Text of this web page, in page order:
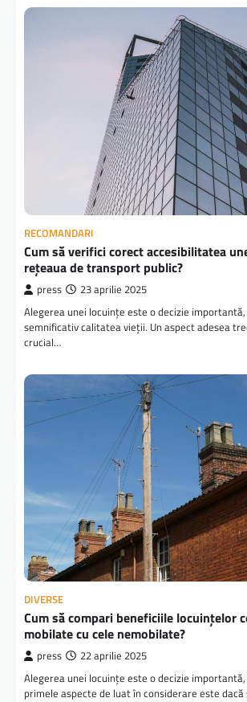
RECOMANDARI
Cum să verifici corect accesibilitatea
rețeaua de transport public?
press 23 aprilie 2025
Alegerea unei locuințe este o decizie
semnificativ calitatea vieții. Un aspect adesea
crucial…
DIVERSE
Cum să compari beneficiile locuințelor
mobilate cu cele nemobilate?
press 22 aprilie 2025
Alegerea unei locuințe este o decizie
primele aspecte de luat în considerare este